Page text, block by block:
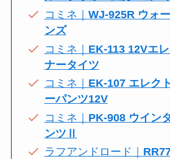
コミネ｜ WJ-925R ウォ
ンズ
コミネ｜ EK-113 12Vエ
ナータイツ
コミネ｜ EK-107 エレク
ーパンツ12V
コミネ｜ PK-908 ウイン
ンツⅡ
ラフアンドロード｜